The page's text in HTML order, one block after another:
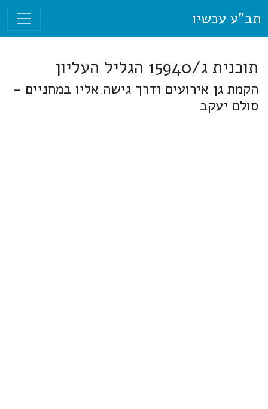
תב"ע עכשיו
תוכנית ג/15940 הגליל העליון
הקמת גן אירועים ודרך גישה אליו במחניים -
סולם יעקב